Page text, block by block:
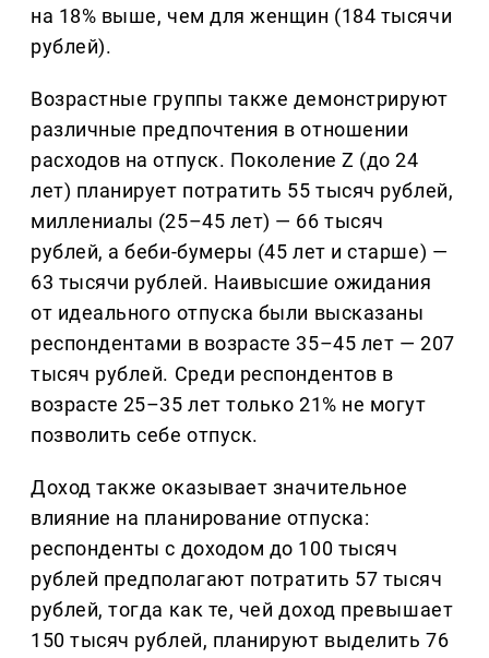
на 18% выше, чем для женщин (184 тысячи
рублей).
Возрастные группы также демонстрируют
различные предпочтения в отношении
расходов на отпуск. Поколение Z (до 24
лет) планирует потратить 55 тысяч рублей,
миллениалы (25–45 лет) — 66 тысяч
рублей, а беби-бумеры (45 лет и старше) —
63 тысячи рублей. Наивысшие ожидания
от идеального отпуска были высказаны
респондентами в возрасте 35–45 лет — 207
тысяч рублей. Среди респондентов в
возрасте 25–35 лет только 21% не могут
позволить себе отпуск.
Доход также оказывает значительное
влияние на планирование отпуска:
респонденты с доходом до 100 тысяч
рублей предполагают потратить 57 тысяч
рублей, тогда как те, чей доход превышает
150 тысяч рублей, планируют выделить 76